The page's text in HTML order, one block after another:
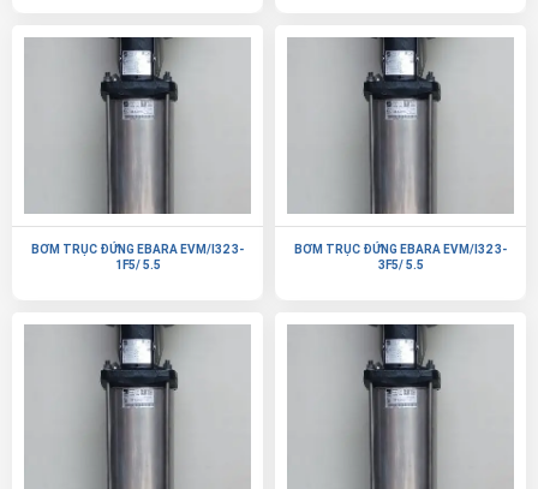
BƠM TRỤC ĐỨNG EBARA EVM/I32 3-
1F5/ 5.5
BƠM TRỤC ĐỨNG EBARA EVM/I32 3-
3F5/ 5.5